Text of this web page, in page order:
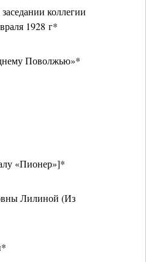
коллегии
1928 г*
Поволжью»*
«Пионер»]*
Лилиной (Из